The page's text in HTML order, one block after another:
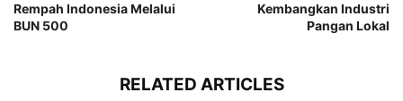
Rempah Indonesia Melalui
BUN 500
Kembangkan Industri
Pangan Lokal
RELATED ARTICLES